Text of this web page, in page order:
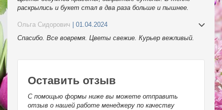
раскрылись и букет стал в два раза больше и пышнее.
Ольга Сидорович | 01.04.2024
Спасибо. Все вовремя. Цветы свежие. Курьер вежливый.
Оставить отзыв
С помощью формы ниже вы можете отправить
отзыв о нашей работе менеджеру по качеству